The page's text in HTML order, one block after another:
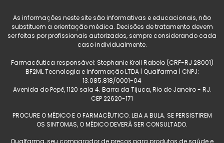
As informações neste site são informativas e educacionais, não
substituem a orientação médica. Decisões de tratamento devem
ser feitas por profissionais autorizados, sempre considerando cada
caso individualmente.
Farmacêutica responsável: Stephanie Kroll Rabelo (CRF-RJ 28001)
BF2ML Tecnologia e Informação LTDA | Qualfarma | CNPJ:
13.085.818/0001-04
Avenida do Pepê, 1120 sala 4. Barra da Tijuca, Rio de Janeiro - RJ.
CEP 22620-171
PROCURE O MÉDICO E O FARMACÊUTICO. LEIA A BULA. SE PERSISTIREM
OS SINTOMAS, O MÉDICO DEVERÁ SER CONSULTADO.
Qualfarma, seu comparador de preços para produtos de saúde e